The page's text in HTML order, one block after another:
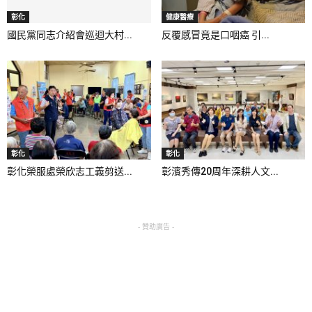
彰化
國民黨同志介紹會巡迴大村...
健康醫療
反覆感冒竟是口咽癌 引...
彰化
彰化榮服處榮欣志工義剪送...
彰化
彰濱秀傳20周年深耕人文...
- 贊助廣告 -